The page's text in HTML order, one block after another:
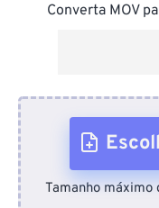
Converta MOV
Do
Tamanho máximo